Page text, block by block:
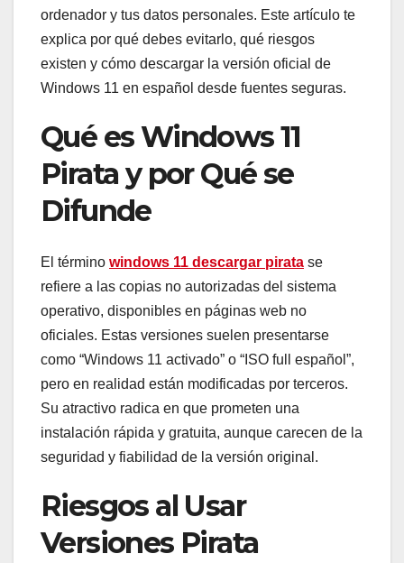
ordenador y tus datos personales. Este artículo te
explica por qué debes evitarlo, qué riesgos
existen y cómo descargar la versión oficial de
Windows 11 en español desde fuentes seguras.
Qué es Windows 11
Pirata y por Qué se
Difunde
El término windows 11 descargar pirata se
refiere a las copias no autorizadas del sistema
operativo, disponibles en páginas web no
oficiales. Estas versiones suelen presentarse
como “Windows 11 activado” o “ISO full español”,
pero en realidad están modificadas por terceros.
Su atractivo radica en que prometen una
instalación rápida y gratuita, aunque carecen de la
seguridad y fiabilidad de la versión original.
Riesgos al Usar
Versiones Pirata